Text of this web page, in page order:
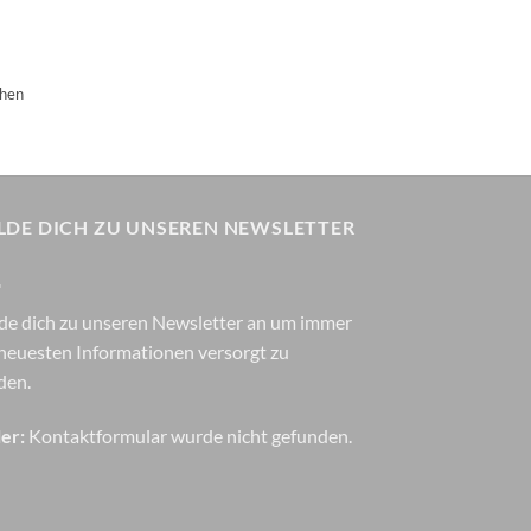
DICH ZU UNSEREN NEWSLETTER
dich zu unseren Newsletter an um immer
Informationen versorgt zu
Kontaktformular wurde nicht gefunden.